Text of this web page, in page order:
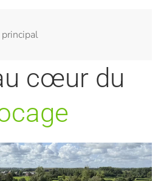
principal
cœur du